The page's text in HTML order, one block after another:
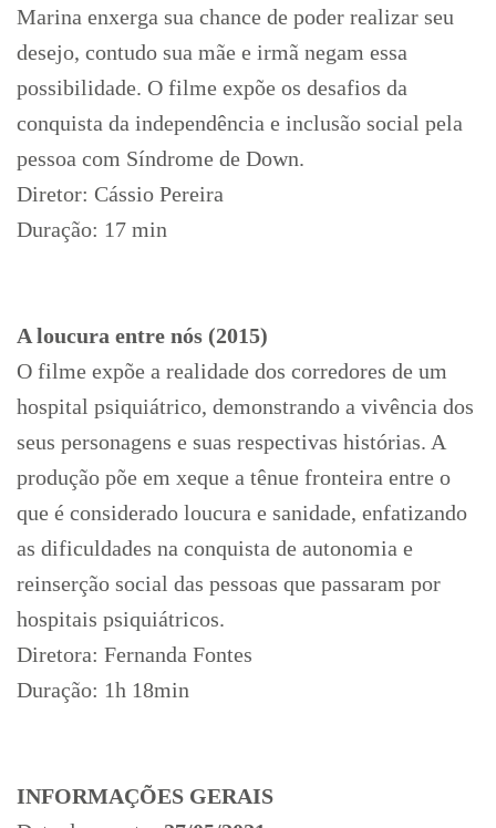
Marina enxerga sua chance de poder realizar seu
desejo, contudo sua mãe e irmã negam essa
possibilidade. O filme expõe os desafios da
conquista da independência e inclusão social pela
pessoa com Síndrome de Down.
Diretor: Cássio Pereira
Duração: 17 min
A loucura entre nós (2015)
O filme expõe a realidade dos corredores de um
hospital psiquiátrico, demonstrando a vivência dos
seus personagens e suas respectivas histórias. A
produção põe em xeque a tênue fronteira entre o
que é considerado loucura e sanidade, enfatizando
as dificuldades na conquista de autonomia e
reinserção social das pessoas que passaram por
hospitais psiquiátricos.
Diretora: Fernanda Fontes
Duração: 1h 18min
INFORMAÇÕES GERAIS